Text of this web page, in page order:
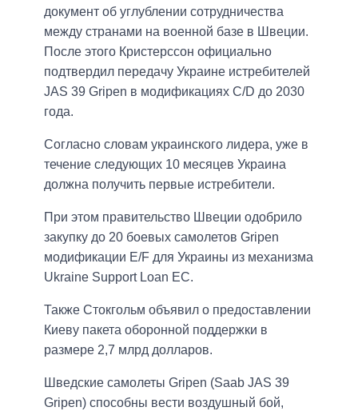
документ об углублении сотрудничества
между странами на военной базе в Швеции.
После этого Кристерссон официально
подтвердил передачу Украине истребителей
JAS 39 Gripen в модификациях C/D до 2030
года.
Согласно словам украинского лидера, уже в
течение следующих 10 месяцев Украина
должна получить первые истребители.
При этом правительство Швеции одобрило
закупку до 20 боевых самолетов Gripen
модификации E/F для Украины из механизма
Ukraine Support Loan ЕС.
Также Стокгольм объявил о предоставлении
Киеву пакета оборонной поддержки в
размере 2,7 млрд долларов.
Шведские самолеты Gripen (Saab JAS 39
Gripen) способны вести воздушный бой,